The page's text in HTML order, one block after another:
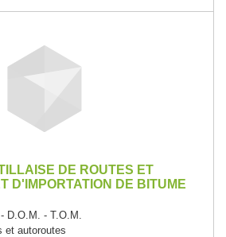
DE ROUTES ET
D'IMPORTATION DE BITUME
D.O.M. - T.O.M.
et autoroutes